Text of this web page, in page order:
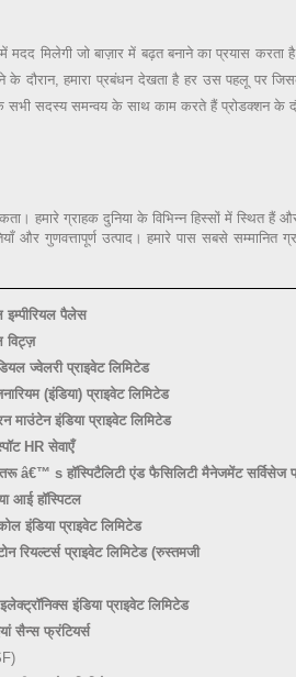
मिलेगी जो बाज़ार में बढ़त बनाने का प्रयास करता
दौरान, हमारा प्रबंधन देखता है हर उस पहलू पर
सदस्य समन्वय के साथ काम करते हैं प्रोडक्शन के
हमारे ग्राहक दुनिया के विभिन्न हिस्सों में स्थित हैं
और गुणवत्तापूर्ण उत्पाद। हमारे पास सबसे सम्मानित
इम्पीरियल पैलेस
विट्ज़
ज्वेलरी प्राइवेट लिमिटेड
(इंडिया) प्राइवेट लिमिटेड
माउंटेन इंडिया प्राइवेट लिमिटेड
HR सेवाएँ
â€™ s हॉस्पिटैलिटी एंड फैसिलिटी मैनेजमेंट सर्विसेज
आई हॉस्पिटल
इंडिया प्राइवेट लिमिटेड
रियल्टर्स प्राइवेट लिमिटेड (रुस्तमजी
इंडिया प्राइवेट लिमिटेड
सैन्स फ्रंटियर्स